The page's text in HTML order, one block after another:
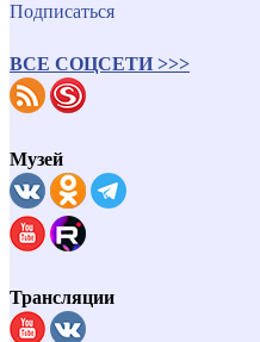
Подписаться
ВСЕ СОЦСЕТИ >>>
Музей
Трансляции